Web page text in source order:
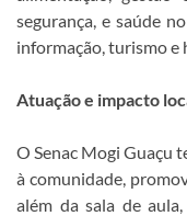
segurança, e saúde
informação, turismo e
Atuação e impacto
O Senac Mogi Guaçu
à comunidade,
além da sala de